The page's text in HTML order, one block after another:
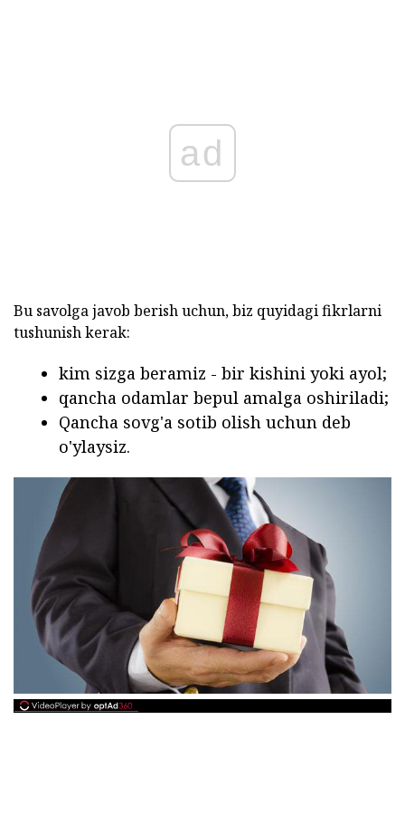
ad
Bu savolga javob berish uchun, biz quyidagi fikrlarni
tushunish kerak:
kim sizga beramiz - bir kishini yoki ayol;
qancha odamlar bepul amalga oshiriladi;
Qancha sovg'a sotib olish uchun deb
o'ylaysiz.